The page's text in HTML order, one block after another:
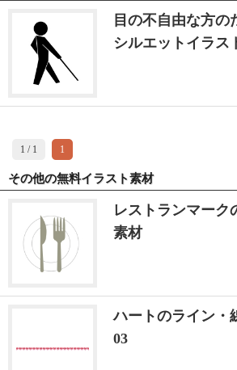
目の不自由な方の
シルエットイラス
1 / 1 1
その他の無料イラスト素材
レストランマーク
素材
ハートのライン・
03